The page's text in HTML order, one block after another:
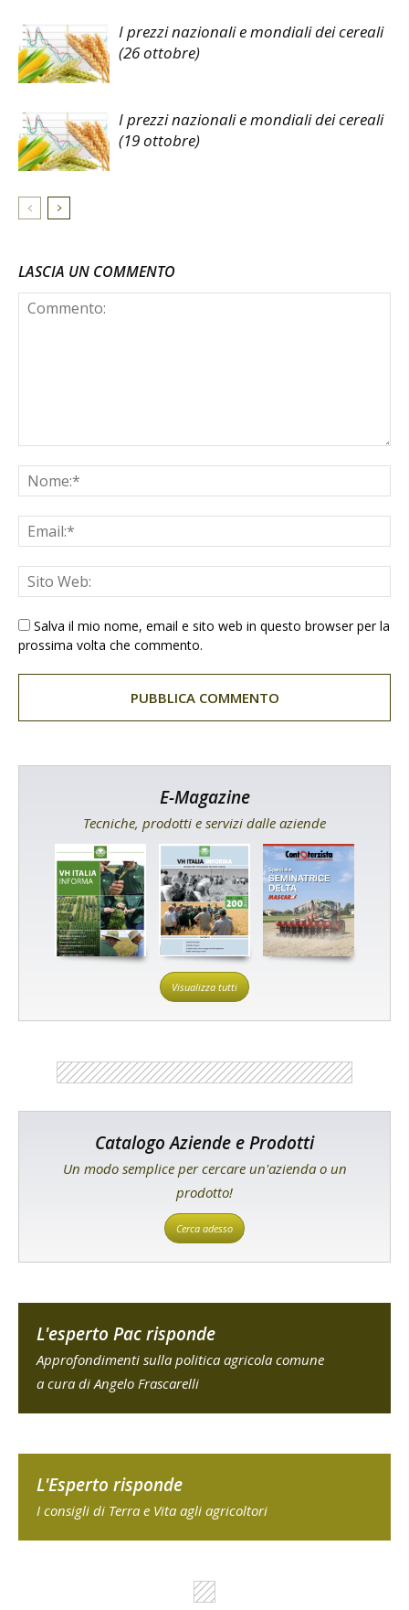
I prezzi nazionali e mondiali dei cereali
(26 ottobre)
I prezzi nazionali e mondiali dei cereali
(19 ottobre)
LASCIA UN COMMENTO
Salva il mio nome, email e sito web in questo browser per la
prossima volta che commento.
E-Magazine
Tecniche, prodotti e servizi dalle aziende
Visualizza tutti
Catalogo Aziende e Prodotti
Un modo semplice per cercare un'azienda o un
prodotto!
Cerca adesso
L'esperto Pac risponde
Approfondimenti sulla politica agricola comune
a cura di Angelo Frascarelli
L'Esperto risponde
I consigli di Terra e Vita agli agricoltori